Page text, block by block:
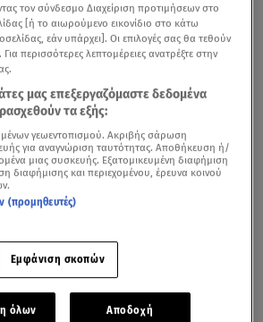
διαγωνισμός του
Ιουνίουστις 20:00 στο
επιτυχημένες βραδιές
ολοκληρώνεται με την
τον σύνδεσμο Διαχείριση προτιμήσεων στο
[ή το αιωρούμενο εικονίδιο στο κάτω
εάν υπάρχει]. Οι επιλογές σας θα τεθούν
περισσότερες λεπτομέρειες ανατρέξτε στην
μας επεξεργαζόμαστε δεδομένα
τα εξής:
γεωεντοπισμού. Ακριβής σάρωση
για αναγνώριση ταυτότητας. Αποθήκευση ή/
μιας συσκευής. Εξατομικευμένη διαφήμιση
διαφήμισης και περιεχομένου, έρευνα κοινού
(προμηθευτές)
Εμφάνιση σκοπών
όλων Αποδοχή